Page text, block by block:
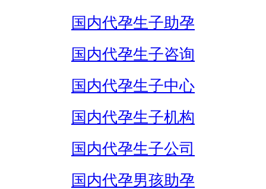
国内代孕生子助孕
国内代孕生子咨询
国内代孕生子中心
国内代孕生子机构
国内代孕生子公司
国内代孕男孩助孕